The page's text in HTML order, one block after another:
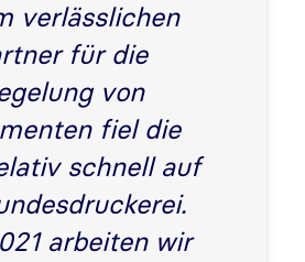
verlässlichen
für die
von
fiel die
schnell auf
arbeiten wir